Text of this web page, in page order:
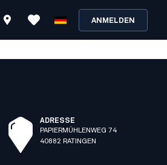
ANMELDEN
ADRESSE
PAPIERMÜHLENWEG 74
40882 RATINGEN